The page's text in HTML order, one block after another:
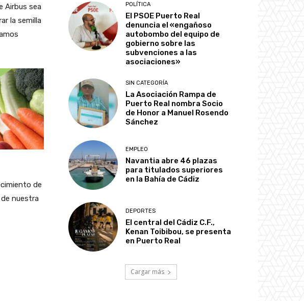
Airbus sea
la semilla
de
nuestra
POLÍTICA
El PSOE Puerto Real
denuncia el «engañoso
autobombo del equipo de
gobierno sobre las
subvenciones a las
asociaciones»
SIN CATEGORÍA
La Asociación Rampa de
Puerto Real nombra Socio
de Honor a Manuel Rosendo
Sánchez
EMPLEO
Navantia abre 46 plazas
para titulados superiores
en la Bahía de Cádiz
DEPORTES
El central del Cádiz C.F.,
Kenan Toibibou, se presenta
en Puerto Real
Cargar más